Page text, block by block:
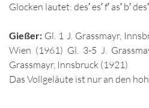
Glocken lautet: des′ es′ f′ as′ b′
Gießer: Gl. 1 J. Grassmayr,
Wien (1961) Gl. 3-5 J.
Grassmayr, Innsbruck (1921)
Das Vollgeläute ist nur an den